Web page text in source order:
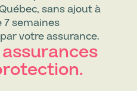
sans ajout à
7 semaines
votre assurance.